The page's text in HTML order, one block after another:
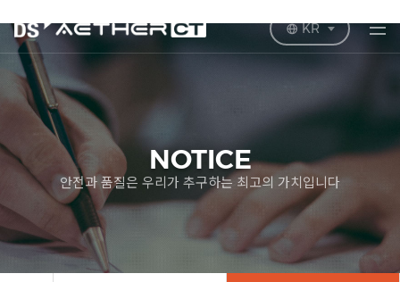
KR
NOTICE
안전과 품질은 우리가 추구하는 최고의 가치입니다